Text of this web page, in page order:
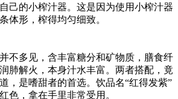
己的小榨汁器。这是因为使用小榨汁器
体形，榨得均匀细致。
不多见，含丰富糖分和矿物质，膳食纤
肺解火，本身汁水丰富。两者搭配，竟
，是嗜甜者的首选。饮品名“红得发紫”
色，拿在手里非常受用。